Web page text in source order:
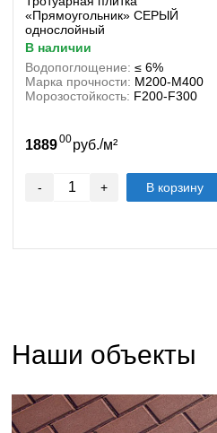
«Прямоугольник» СЕРЫЙ
однослойный
в наличии
Водопоглощение: ≤ 6%
Марка прочности: М200-М400
Морозостойкость: F200-F300
188900руб./м²
- + В корзину
Наши объекты